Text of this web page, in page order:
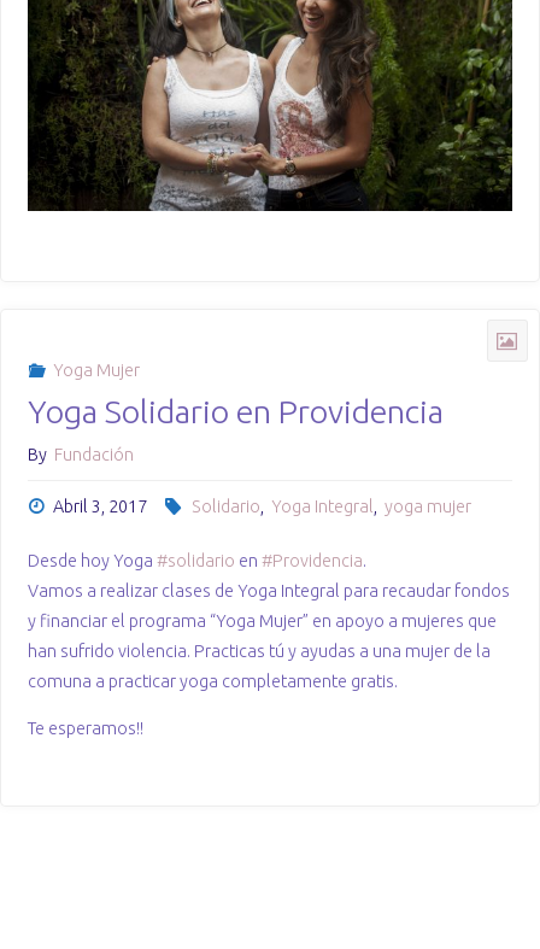
Yoga Mujer
Yoga Solidario en Providencia
By Fundación
Abril 3, 2017 Solidario, Yoga Integral, yoga mujer
Desde hoy Yoga#solidario en#Providencia.
Vamos a realizar clases de Yoga Integral para recaudar fondos
y financiar el programa “Yoga Mujer” en apoyo a mujeres que
han sufrido violencia. Practicas tú y ayudas a una mujer de la
comuna a practicar yoga completamente gratis.
Te esperamos!!